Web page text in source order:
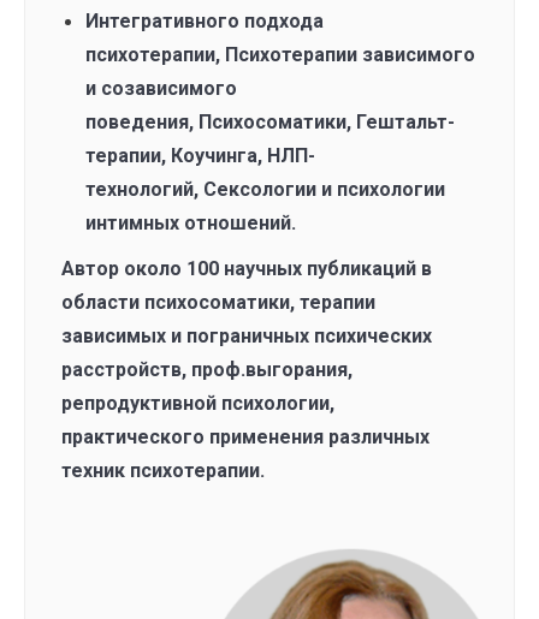
Интегративного подхода
психотерапии, Психотерапии зависимого
и созависимого
поведения, Психосоматики, Гештальт-
терапии, Коучинга, НЛП-
технологий, Сексологии и психологии
интимных отношений.
Автор около 100 научных публикаций в
области психосоматики, терапии
зависимых и пограничных психических
расстройств, проф.выгорания,
репродуктивной психологии,
практического применения различных
техник психотерапии.